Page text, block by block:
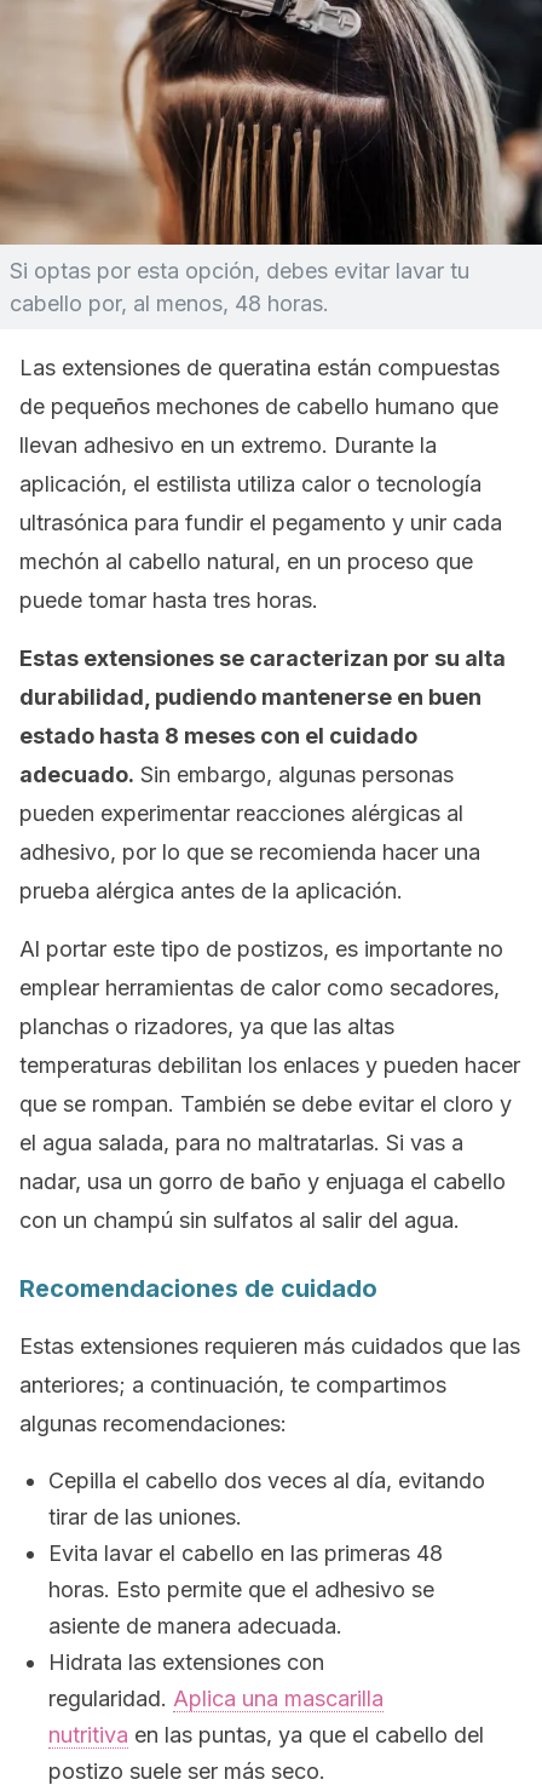
Si optas por esta opción, debes evitar lavar tu
cabello por, al menos, 48 horas.
Las extensiones de queratina están compuestas
de pequeños mechones de cabello humano que
llevan adhesivo en un extremo. Durante la
aplicación, el estilista utiliza calor o tecnología
ultrasónica para fundir el pegamento y unir cada
mechón al cabello natural, en un proceso que
puede tomar hasta tres horas.
Estas extensiones se caracterizan por su alta
durabilidad, pudiendo mantenerse en buen
estado hasta 8 meses con el cuidado
adecuado. Sin embargo, algunas personas
pueden experimentar reacciones alérgicas al
adhesivo, por lo que se recomienda hacer una
prueba alérgica antes de la aplicación.
Al portar este tipo de postizos, es importante no
emplear herramientas de calor como secadores,
planchas o rizadores, ya que las altas
temperaturas debilitan los enlaces y pueden hacer
que se rompan. También se debe evitar el cloro y
el agua salada, para no maltratarlas. Si vas a
nadar, usa un gorro de baño y enjuaga el cabello
con un champú sin sulfatos al salir del agua.
Recomendaciones de cuidado
Estas extensiones requieren más cuidados que las
anteriores; a continuación, te compartimos
algunas recomendaciones:
Cepilla el cabello dos veces al día, evitando
tirar de las uniones.
Evita lavar el cabello en las primeras 48
horas. Esto permite que el adhesivo se
asiente de manera adecuada.
Hidrata las extensiones con
regularidad. Aplica una mascarilla
nutritiva en las puntas, ya que el cabello del
postizo suele ser más seco.